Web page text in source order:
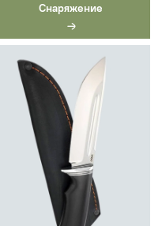
Снаряжение